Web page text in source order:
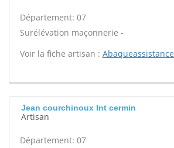
Département: 07
Surélévation maçonnerie -
Voir la fiche artisan : Abaqueassistance
Jean courchinoux Int cermin
Artisan
Département: 07